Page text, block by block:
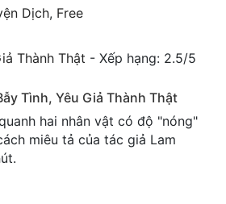
Dịch, Free
Thành Thật - Xếp hạng: 2.5/5
Tình, Yêu Giả Thành Thật
hai nhân vật có độ "nóng"
miêu tả của tác giả Lam